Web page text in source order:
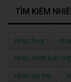
TÌM KIẾM
nhac hoa
nhac nhat ban
nhac au my